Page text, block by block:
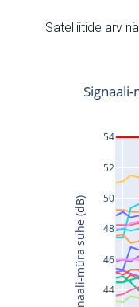
Satelliitide arv